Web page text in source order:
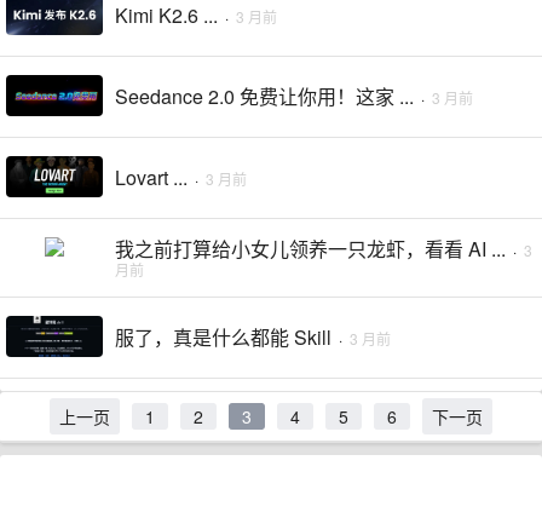
Kimi K2.6 ... · 3 月前
Seedance 2.0 免费让你用！这家 ... · 3 月前
Lovart ... · 3 月前
我之前打算给小女儿领养一只龙虾，看看 AI ... · 3
月前
服了，真是什么都能 Skill · 3 月前
上一页 1 2 3 4 5 6 下一页